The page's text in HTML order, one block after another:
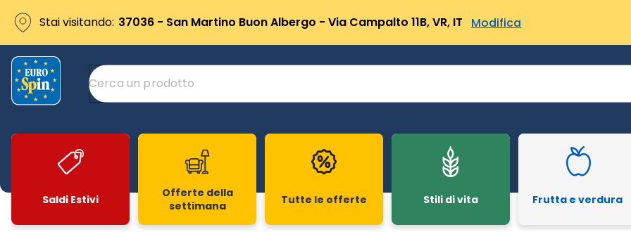
Stai visitando: 37036 - San Martino Buon Albergo - Via Campalto 11B, VR, IT Modifica
Saldi Estivi
Offerte della
settimana
Tutte le offerte Stili di vita Frutta e verdura